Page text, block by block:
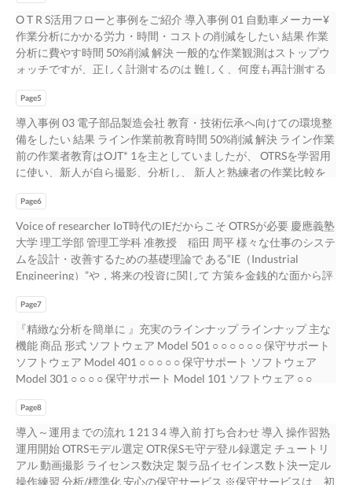
O T R S活用フローと事例をご紹介 導入事例 01 自動車メーカー¥
作業分析にかかる労力・時間・コストの削減をしたい 結果 作業
分析に費やす時間 50%削減 解決 一般的な作業観測はストップウ
ォッチですが、正しく計測するのは 難しく、何度も再計測する
御で スピーディーな現場動画分析ができました。 技術伝承･教育
※OTRS10のインターフェースは意匠登録済みです。 O T R S 活用
フロー 導入事例 02 建設資材製造会社 各種帳票類 作成 新しい生
産にマッチした最適な作業工程を創出したい 結果 一日当たりの
生産個数 108 150 解決 OTRSの動画連動・作業編成シミュレーシ
た。 そのうえで、作業の組み換えシミュレーションを行い新た
な工程を作成して実ラインに適用したところ、 一日当たりの生
産個数を大幅に向上させることができました。 ※OTRS10は分析
動画と連動したシミュレーションができます。
Page5
導入事例 03 電子部品製造会社 教育・技術伝承へ向けての環境整
備をしたい 結果 ライン作業前教育時間 50%削減 解決 ライン作業
前の作業者教育はOJT* 1を主としていましたが、 OTRSを学習用
に使い、新人が自ら撮影、分析し、 新人と熟練者の作業比較を
大幅に削減することができました。 ※1 実際の職務現場におい
て、業務を通して行う教育訓練のことをいいます。 O T R S ※2
OTRS10は再生時間の変更シミレーションができる「レーティン
グ機能」を実装しています。 活用フロー ムダ取り･標準化 導入事
例 04 電気機器メーカー 動画マニュアル 最適な作業工程による省
で付加価値のない作業の削減シミュレーションを行いました。
シミュレーション作業を実現するためのライン前教育を行い、実
ラインで実施したところ 移動、手待ちなどの付加価値のない動
作の大幅な削減ができ、ラインの省人化をすることができまし
た。 ※OTRS10は付加価値のない時間を実時間の内数で計測でき
ます。
Page6
Voice of researcher IoT時代のIEだからこそ OTRSが必要 慶應義塾
大学 理工学部 管理工学科 准教授 稲田 周平 様々な仕事のシステ
ムを設計・改善するための基礎理論で ある“IE（Industrial
Engineering）”や，将来の投資に関して 方策を金銭的な面から評
いて研究を進めている。 分析負担を減らすOTRS 私の研究室で
は、生産システムを中心にサービスシステムや様々なシ ステム
の効率性・利便性を高める研究をしています。 具体例として
は、学生がライン生産をイメージして、バラバラの部品を まず
は自由に組み立て、その様子を撮ったビデオを元に作業分析を
を 使用することで、効率よく無駄を見つけ改善していくことが
できます。 分析のために分析するみたいなことをできるだけ少
なくして、使うべき ところで頭を使って本当にモノを見ること
に集中してもらいたい、考え なければいけないことに目を向け
てほしいという思いでOTRSを導入し ましたが、学生にも非常に
Page7
『精緻な分析を簡単に 』充実のラインナップ ラインナップ 主な
機能 商品 形式 ソフトウェア Model 501 ○ ○ ○ ○ ○ ○ 保守サポート
ソフトウェア Model 401 ○ ○ ○ ○ ○ 保守サポート ソフトウェア
Model 301 ○ ○ ○ ○ 保守サポート Model 101 ソフトウェア ○ ○
せは弊社販売パートナーまでお願いします。 ※ご購入1年間は保
守サポートを無償でご利用できます。2年目以降は有償となりま
す。 ※Model 101はビューワーライセンスです。『動画分析・比
較分析』可能な商品をお持ちのお客様のみ販売しております。
OTRS画面集 動画分析・再生 比較再生 動作分析に特化したUIで細
Page8
導入～運用までの流れ 1 21 3 4 導入前 打ち合わせ 導入 操作習熟
運用開始 OTRSモデル選定 OTR保Sモ守デ登ル録選定 チュートリ
アル 動画撮影 ライセンス数決定 製ラ品イセインス数ト決ー定ル
操作練習 分析/標準化 安心の保守サービス ※保守サービスは、初